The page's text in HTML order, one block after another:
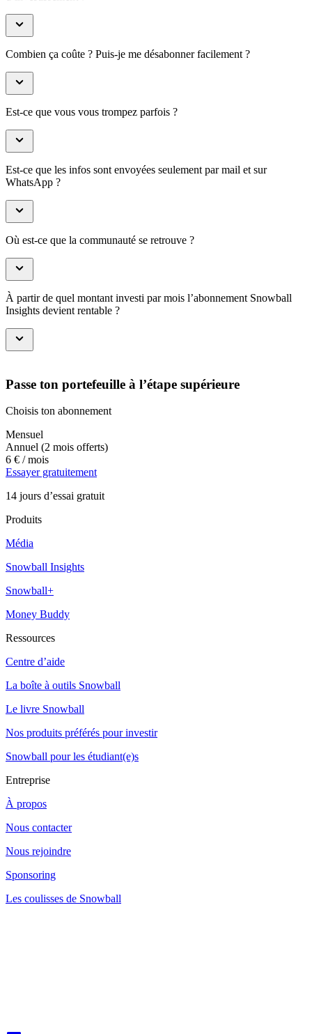
Combien ça coûte ? Puis-je me désabonner facilement ?
Est-ce que vous vous trompez parfois ?
Est-ce que les infos sont envoyées seulement par mail et sur
WhatsApp ?
Où est-ce que la communauté se retrouve ?
À partir de quel montant investi par mois l’abonnement Snowball
Insights devient rentable ?
Passe ton portefeuille à l’étape supérieure
Choisis ton abonnement
Mensuel
Annuel (2 mois offerts)
6 € / mois
Essayer gratuitement
14 jours d’essai gratuit
Produits
Média
Snowball Insights
Snowball+
Money Buddy
Ressources
Centre d’aide
La boîte à outils Snowball
Le livre Snowball
Nos produits préférés pour investir
Snowball pour les étudiant(e)s
Entreprise
À propos
Nous contacter
Nous rejoindre
Sponsoring
Les coulisses de Snowball